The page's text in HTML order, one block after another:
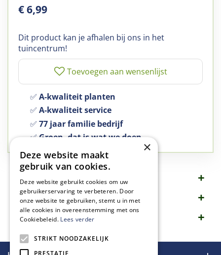
€6,99
Dit product kan je afhalen bij ons in het
tuincentrum!
✅ A-kwaliteit planten
✅ A-kwaliteit service
✅ 77 jaar familie bedrijf
✅Groen, dat is wat we doen
Omschrijving
Specificaties
Merk
×
Deze website maakt
gebruik van cookies.
Deze website gebruikt cookies om uw
gebruikerservaring te verbeteren. Door
onze website te gebruiken, stemt u in met
alle cookies in overeenstemming met ons
Cookiebeleid. Lees verder
STRIKT NOODZAKELIJK
PRESTATIE